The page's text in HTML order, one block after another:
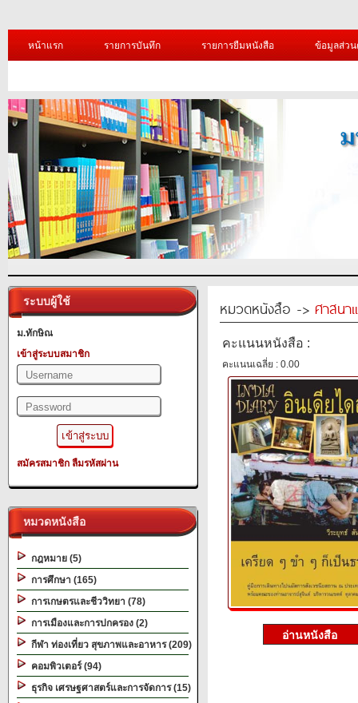
หน้าแรก รายการบันทึก รายการยืมหนังสือ ข้อมูลส่ว
ระบบผู้ใช้
ม.ทักษิณ
เข้าสู่ระบบสมาชิก
สมัครสมาชิก ลืมรหัสผ่าน
หมวดหนังสือ
กฎหมาย (5)
การศึกษา (165)
การเกษตรและชีววิทยา (78)
การเมืองและการปกครอง (2)
กีฬา ท่องเที่ยว สุขภาพและอาหาร (209)
คอมพิวเตอร์ (94)
ธุรกิจ เศรษฐศาสตร์และการจัดการ (15)
หมวดหนังสือ -> ศาสนา
คะแนนหนังสือ :
คะแนนเฉลี่ย : 0.00